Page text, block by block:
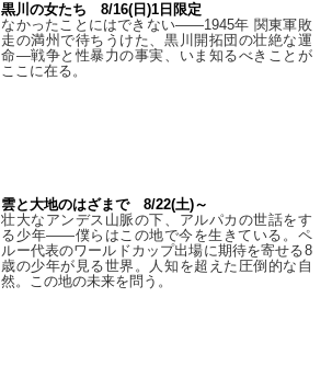
黒川の女たち 8/16(日)1日限定
なかったことにはできない——1945年 関東軍敗
走の満州で待ちうけた、黒川開拓団の壮絶な運
命―戦争と性暴力の事実、いま知るべきことが
ここに在る。
雲と大地のはざまで 8/22(土)～
壮大なアンデス山脈の下、アルパカの世話をす
る少年――僕らはこの地で今を生きている。ペ
ルー代表のワールドカップ出場に期待を寄せる8
歳の少年が見る世界。人知を超えた圧倒的な自
然。この地の未来を問う。